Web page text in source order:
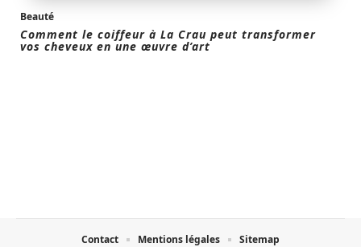
Beauté
Comment le coiffeur à La Crau peut transformer
vos cheveux en une œuvre d’art
Contact Mentions légales Sitemap